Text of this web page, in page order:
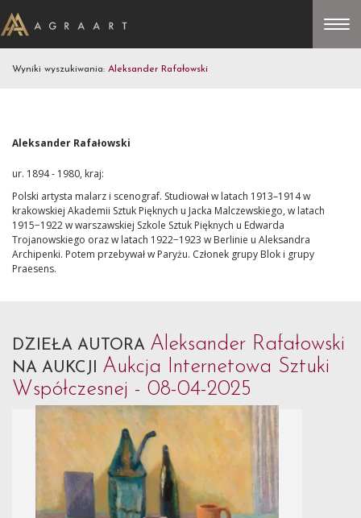
Wyniki wyszukiwania: Aleksander Rafałowski
Aleksander Rafałowski
ur. 1894 - 1980, kraj:
Polski artysta malarz i scenograf. Studiował w latach 1913–1914 w
krakowskiej Akademii Sztuk Pięknych u Jacka Malczewskiego, w latach
1915−1922 w warszawskiej Szkole Sztuk Pięknych u Edwarda
Trojanowskiego oraz w latach 1922−1923 w Berlinie u Aleksandra
Archipenki. Potem przebywał w Paryżu. Członek grupy Blok i grupy
Praesens.
DZIEŁA AUTORA Aleksander Rafałowski
NA AUKCJI Aukcja Internetowa Sztuki
Współczesnej - 08-04-2025